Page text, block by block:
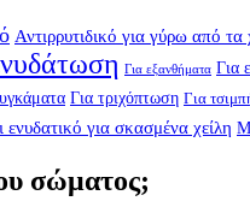
Αντιρρυτιδικό για γύρω από τα
Για εξανθήματα Για
Για τριχόπτωση Για
για σκασμένα χείλη
σώματος;